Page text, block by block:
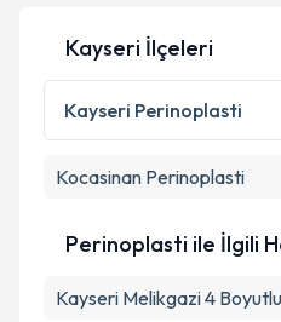
Kişisel verilerimin
Metni 'ni okudum ve
Kayseri İlçeleri
Kayseri Perinoplasti
Kocasinan Perinoplasti
Perinoplasti ile İlgili
Kayseri Melikgazi 4